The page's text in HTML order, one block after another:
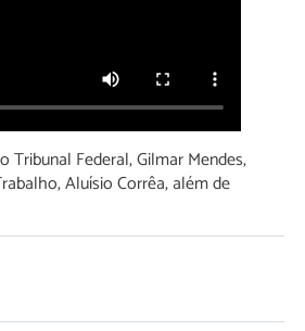
Tribunal Federal, Gilmar Mendes,
Aluísio Corrêa, além de